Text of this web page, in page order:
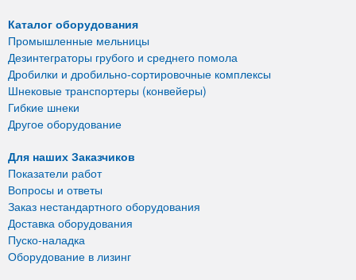
Каталог оборудования
Промышленные мельницы
Дезинтеграторы грубого и среднего помола
Дробилки и дробильно-сортировочные комплексы
Шнековые транспортеры (конвейеры)
Гибкие шнеки
Другое оборудование
Для наших Заказчиков
Показатели работ
Вопросы и ответы
Заказ нестандартного оборудования
Доставка оборудования
Пуско-наладка
Оборудование в лизинг